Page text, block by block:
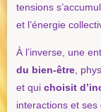
tensions
et l’énergie
À l’inverse, une
du bien-être ,
et qui choisit
interactions et